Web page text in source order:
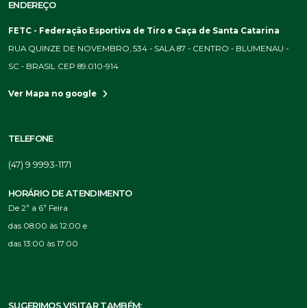
ENDEREÇO
FETC - Federação Esportiva de Tiro e Caça de Santa Catarina
RUA QUINZE DE NOVEMBRO, 534 - SALA 87 - CENTRO - BLUMENAU -
SC - BRASIL CEP 89.010-914
Ver Mapa no google
TELEFONE
(47) 9 9993-1171
HORÁRIO DE ATENDIMENTO
De 2ª a 6ª Feira
das 08:00 às 12:00 e
das 13:00 às 17:00
SUGERIMOS VISITAR TAMBÉM: